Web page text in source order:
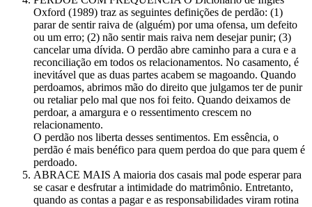
Oxford (1989) traz as seguintes definições de perdão: (1)
parar de sentir raiva de (alguém) por uma ofensa, um defeito
ou um erro; (2) não sentir mais raiva nem desejar punir; (3)
cancelar uma dívida. O perdão abre caminho para a cura e a
reconciliação em todos os relacionamentos. No casamento, é
inevitável que as duas partes acabem se magoando. Quando
perdoamos, abrimos mão do direito que julgamos ter de punir
ou retaliar pelo mal que nos foi feito. Quando deixamos de
perdoar, a amargura e o ressentimento crescem no
relacionamento.
O perdão nos liberta desses sentimentos. Em essência, o
perdão é mais benéfico para quem perdoa do que para quem é
perdoado.
ABRACE MAIS A maioria dos casais mal pode esperar para
se casar e desfrutar a intimidade do matrimônio. Entretanto,
quando as contas a pagar e as responsabilidades viram rotina